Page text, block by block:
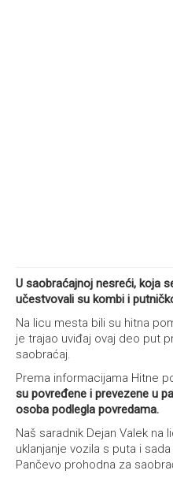
U saobraćajnoj nesreći, koja
učestvovali su kombi i
Na licu mesta bili su hitna
je trajao uviđaj ovaj deo put
saobraćaj.
Prema informacijama Hitne
su povređene i prevezene u
osoba podlegla povredama.
Naš saradnik Dejan Valek na
uklanjanje vozila s puta i
Pančevo prohodna za